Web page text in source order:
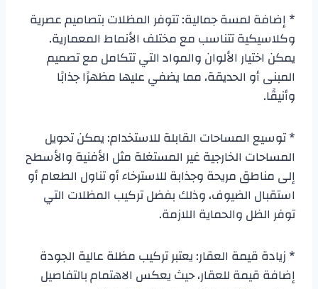
* إضافة لمسة جمالية: تتوفر المظلات بتصاميم عصرية
وكلاسيكية تتناسب مع مختلف الأنماط المعمارية.
يمكن اختيار الألوان والمواد التي تتكامل مع تصميم
المبنى أو الحديقة، مما يضفي عليها مظهرًا جذابًا
وأنيقًا.
* توسيع المساحات القابلة للاستخدام: يمكن تحويل
المساحات الخارجية غير المستغلة مثل الأفنية والأسطح
إلى مناطق مريحة وجذابة للاسترخاء أو تناول الطعام أو
استقبال الضيوف، وذلك بفضل تركيب المظلات التي
توفر الظل والحماية اللازمة.
* زيادة قيمة العقار: يعتبر تركيب مظلة عالية الجودة
إضافة قيمة للعقار، حيث يعكس الاهتمام بالتفاصيل